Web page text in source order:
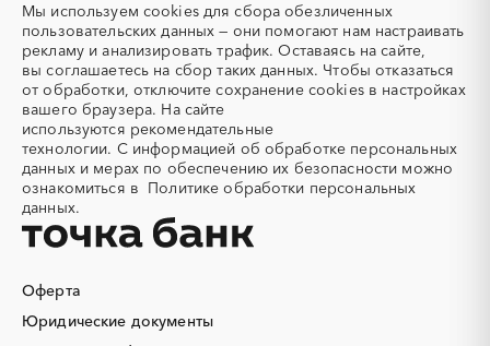
Акварель
Аквариумы
Аккумуляторы
Алкогольная продукция
Алмазное бурение
Алмазная резка
Алюминиевые
конструкции
Алюминий
Аммоний
Ангар
Антенны
Антискалант
Аппараты воздушного
Аренда автобусов
Аренда погрузчика
Оферта
Юридические документы
Мы используем cookies для сбора обезличенных
пользовательских данных — они помогают нам настраивать
рекламу и анализировать трафик. Оставаясь на сайте,
вы соглашаетесь на сбор таких данных. Чтобы отказаться
от обработки, отключите сохранение cookies в настройках
вашего браузера. На сайте
используются рекомендательные
технологии. С информацией об обработке персональных
данных и мерах по обеспечению их безопасности можно
ознакомиться в Политике обработки персональных
данных.